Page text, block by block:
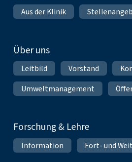
Aus der Klinik
Über uns
Leitbild Vorstand
Umweltmanagement
Forschung & Lehre
Information Fort- und